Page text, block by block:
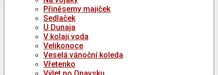
Přiněsemy majiček
Sedlaček
U Dunaja
V kolaji voda
Velikonoce
Veselá vánoční koleda
Vřetenko